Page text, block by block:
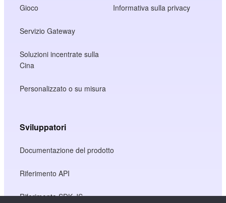
Gioco
Servizio Gateway
Soluzioni incentrate sulla
Cina
Personalizzato o su misura
Informativa sulla privacy
Sviluppatori
Documentazione del prodotto
Riferimento API
Riferimento SDK JS